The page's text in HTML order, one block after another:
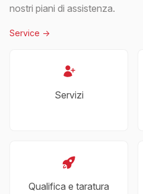
nostri piani di assistenza.
Service ->
Servizi
Qualifica e taratura